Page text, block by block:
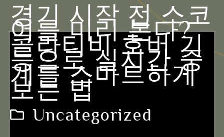
경기 시작 전 스코
어를 미리 본다?
콜라티비 호버 기
능으로 실시간 중
계를 스마트하게
보는 법
Uncategorized